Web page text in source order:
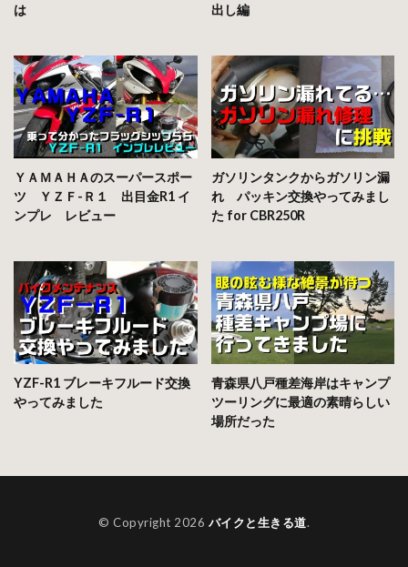
は
出し編
ＹＡＭＡＨＡのスーパースポー
ツ ＹＺＦ-Ｒ１ 出目金R1 イ
ンプレ レビュー
ガソリンタンクからガソリン漏
れ パッキン交換やってみまし
た for CBR250R
YZF-R1 ブレーキフルード交換
やってみました
青森県八戸種差海岸はキャンプ
ツーリングに最適の素晴らしい
場所だった
© Copyright 2026 バイクと生きる道.